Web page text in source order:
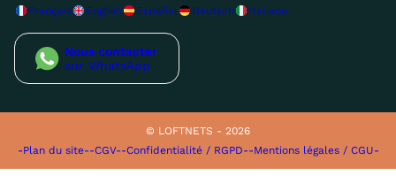
Français English Español Deutsch Italiano
Nous contacter
sur WhatsApp
© LOFTNETS - 2026
-Plan du site--CGV--Confidentialité / RGPD--Mentions légales / CGU-